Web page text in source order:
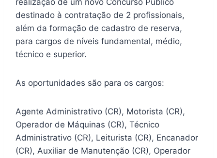
destinado à contratação de 2 profissionais,
além da formação de cadastro de reserva,
para cargos de níveis fundamental, médio,
técnico e superior.
As oportunidades são para os cargos:
Agente Administrativo (CR), Motorista (CR),
Operador de Máquinas (CR), Técnico
Administrativo (CR), Leiturista (CR), Encanador
(CR), Auxiliar de Manutenção (CR), Operador